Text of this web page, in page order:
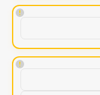
!
!